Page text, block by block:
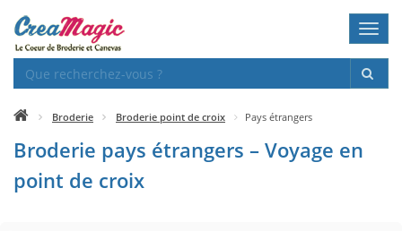
Broderie Broderie point de croix Pays étrangers
Broderie pays étrangers – Voyage en
point de croix